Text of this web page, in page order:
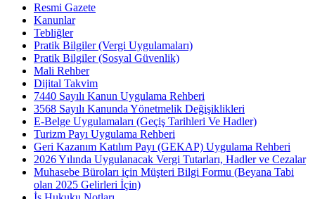
Resmi Gazete
Kanunlar
Tebliğler
Pratik Bilgiler (Vergi Uygulamaları)
Pratik Bilgiler (Sosyal Güvenlik)
Mali Rehber
Dijital Takvim
7440 Sayılı Kanun Uygulama Rehberi
3568 Sayılı Kanunda Yönetmelik Değişiklikleri
E-Belge Uygulamaları (Geçiş Tarihleri Ve Hadler)
Turizm Payı Uygulama Rehberi
Geri Kazanım Katılım Payı (GEKAP) Uygulama Rehberi
2026 Yılında Uygulanacak Vergi Tutarları, Hadler ve Cezalar
Muhasebe Büroları için Müşteri Bilgi Formu (Beyana Tabi
olan 2025 Gelirleri İçin)